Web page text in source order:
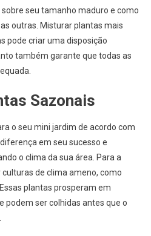
seu tamanho maduro e como
outras. Misturar plantas mais
pode criar uma disposição
também garante que todas as
Sazonais
o seu mini jardim de acordo com
em seu sucesso e
o clima da sua área. Para a
de clima ameno, como
plantas prosperam em
podem ser colhidas antes que o